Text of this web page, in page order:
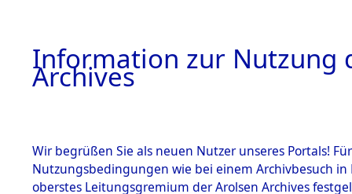
Information zur Nutzung
Archives
Wir begrüßen Sie als neuen Nutzer unseres Portals!
Nutzungsbedingungen wie bei einem Archivbesuch
oberstes Leitungsgremium der Arolsen Archives